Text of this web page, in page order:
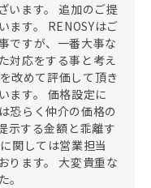
います。 追加のご提
ます。 RENOSYはご
ですが、一番大事な
対応をする事と考え
改めて評価して頂き
ます。 価格設定に
恐らく仲介の価格の
示する金額と乖離す
関しては営業担当
ります。 大変貴重な